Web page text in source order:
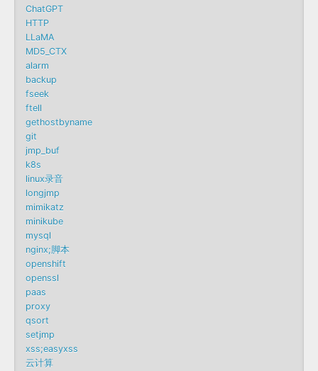
ChatGPT
HTTP
LLaMA
MD5_CTX
alarm
backup
fseek
ftell
gethostbyname
git
jmp_buf
k8s
linux录音
longjmp
mimikatz
minikube
mysql
nginx;脚本
openshift
openssl
paas
proxy
qsort
setjmp
xss;easyxss
云计算